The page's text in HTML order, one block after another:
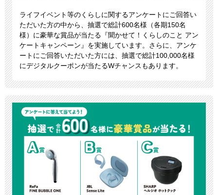
ライフイベント等のくらしに関するアンケートにご回答い
ただいた方の中から、抽選で総計600名様（各期150名
様）に豪華な賞品が当たる『聞かせて！くらしのこと アン
ケートキャンペーン』を実施しています。さらに、アンケ
ートにご回答いただいた方には、抽選で総計100,000名様
にデジタルクーポンが当たるWチャンスもあります。